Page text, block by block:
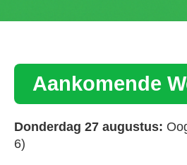
Aankomende
Donderdag 27 augustus:
6)